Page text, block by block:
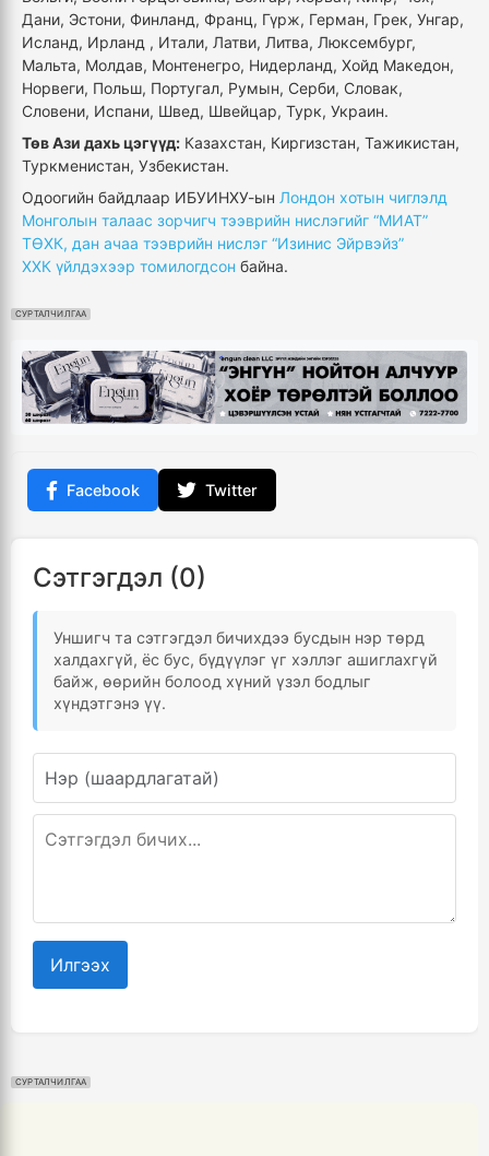
Дани, Эстони, Финланд, Франц, Гүрж, Герман, Грек, Унгар,
Исланд, Ирланд , Итали, Латви, Литва, Люксембург,
Мальта, Молдав, Монтенегро, Нидерланд, Хойд Македон,
Норвеги, Польш, Португал, Румын, Серби, Словак,
Словени, Испани, Швед, Швейцар, Турк, Украин.
Төв Ази дахь цэгүүд: Казахстан, Киргизстан, Тажикистан,
Туркменистан, Узбекистан.
Одоогийн байдлаар ИБУИНХУ-ын Лондон хотын чиглэлд
Монголын талаас зорчигч тээврийн нислэгийг “МИАТ”
ТӨХК, дан ачаа тээврийн нислэг “Изинис Эйрвэйз”
ХХК үйлдэхээр томилогдсон байна.
СУРТАЛЧИЛГАА
Facebook Twitter
Сэтгэгдэл (0)
Уншигч та сэтгэгдэл бичихдээ бусдын нэр төрд
халдахгүй, ёс бус, бүдүүлэг үг хэллэг ашиглахгүй
байж, өөрийн болоод хүний үзэл бодлыг
хүндэтгэнэ үү.
Илгээх
СУРТАЛЧИЛГАА